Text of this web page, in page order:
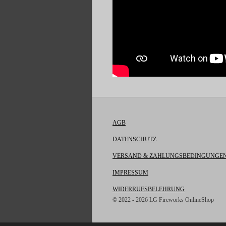
AGB
DATENSCHUTZ
VERSAND &
IMPRESSUM
WIDERRUFSBELEHRUNG
© 2022 - 2026 LG Fireworks OnlineShop